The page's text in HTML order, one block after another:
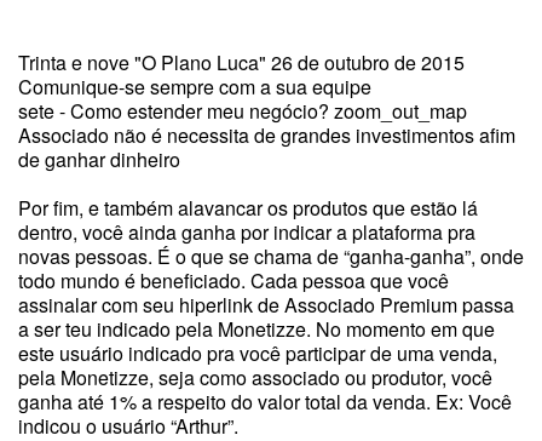
Trinta e nove "O Plano Luca" 26 de outubro de 2015
Comunique-se sempre com a sua equipe
sete - Como estender meu negócio? zoom_out_map
Associado não é necessita de grandes investimentos afim
de ganhar dinheiro
Por fim, e também alavancar os produtos que estão lá
dentro, você ainda ganha por indicar a plataforma pra
novas pessoas. É o que se chama de “ganha-ganha”, onde
todo mundo é beneficiado. Cada pessoa que você
assinalar com seu hiperlink de Associado Premium passa
a ser teu indicado pela Monetizze. No momento em que
este usuário indicado pra você participar de uma venda,
pela Monetizze, seja como associado ou produtor, você
ganha até 1% a respeito do valor total da venda. Ex: Você
indicou o usuário “Arthur”.